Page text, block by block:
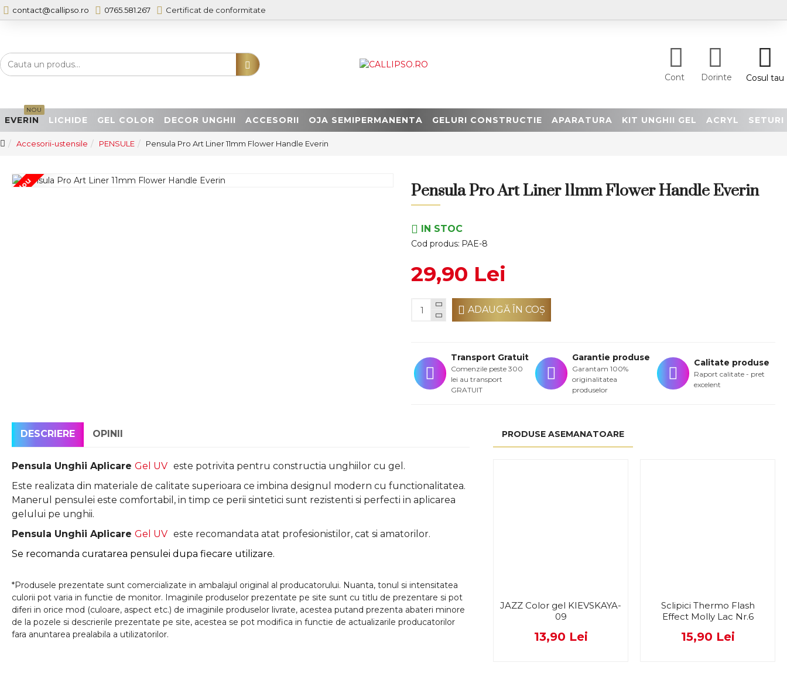
contact@callipso.ro 0765.581.267 Certificat de conformitate
Cont Dorinte Cosul tau
EVERIN
NOU
LICHIDE GEL COLOR DECOR UNGHII ACCESORII OJA SEMIPERMANENTA GELURI CONSTRUCTIE APARATURA KIT UNGHII GEL ACRYL SETURI
Accesorii-ustensile PENSULE Pensula Pro Art Liner 11mm Flower Handle Everin
Nou Pensula Pro Art Liner 11mm Flower Handle Everin
IN STOC
Cod produs: PAE-8
29,90 Lei
ADAUGĂ ÎN COŞ
Transport Gratuit
Comenzile peste 300
lei au transport
GRATUIT
Garantie produse
Garantam 100%
originalitatea
produselor
Calitate produse
Raport calitate - pret
excelent
DESCRIERE OPINII
Pensula Unghii Aplicare Gel UV este potrivita pentru constructia unghiilor cu gel.
Este realizata din materiale de calitate superioara ce imbina designul modern cu functionalitatea.
Manerul pensulei este comfortabil, in timp ce perii sintetici sunt rezistenti si perfecti in aplicarea
gelului pe unghii.
Pensula Unghii Aplicare Gel UV este recomandata atat profesionistilor, cat si amatorilor.
Se recomanda curatarea pensulei dupa fiecare utilizare.
*Produsele prezentate sunt comercializate in ambalajul original al producatorului. Nuanta, tonul si intensitatea
culorii pot varia in functie de monitor. Imaginile produselor prezentate pe site sunt cu titlu de prezentare si pot
diferi in orice mod (culoare, aspect etc.) de imaginile produselor livrate, acestea putand prezenta abateri minore
de la pozele si descrierile prezentate pe site, acestea se pot modifica in functie de actualizarile producatorilor
fara anuntarea prealabila a utilizatorilor.
PRODUSE ASEMANATOARE
JAZZ Color gel KIEVSKAYA-
09
13,90 Lei
Sclipici Thermo Flash
Effect Molly Lac Nr.6
15,90 Lei